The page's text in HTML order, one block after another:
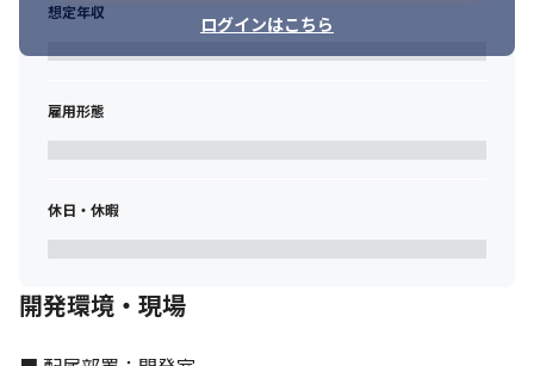
ログインはこちら
想定年収
雇用形態
休日・休暇
開発環境・現場